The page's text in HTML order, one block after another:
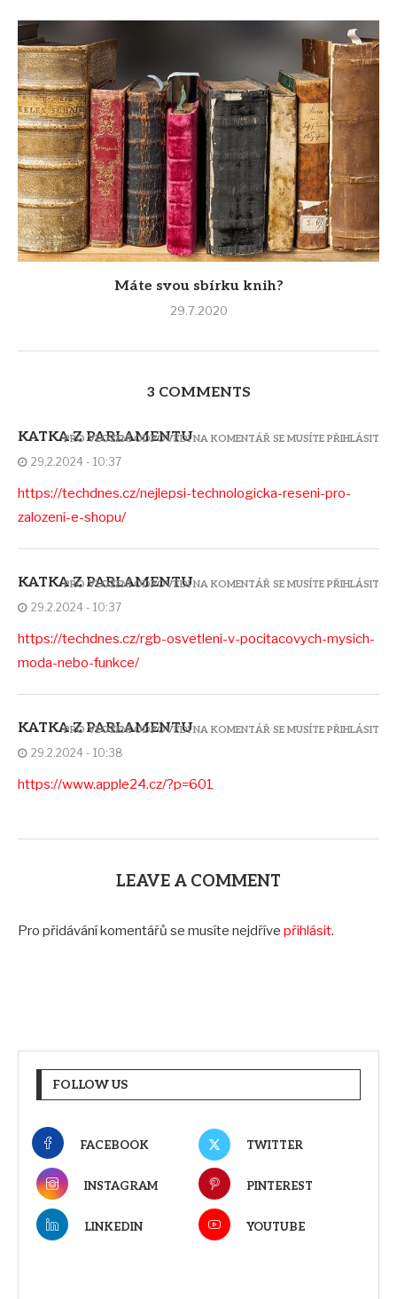
Máte svou sbírku knih?
29.7.2020
3 COMMENTS
KATKA Z PARLAMENTU
29.2.2024 - 10:37
https://techdnes.cz/nejlepsi-technologicka-reseni-pro-
zalozeni-e-shopu/
PRO VLOŽENÍ ODPOVĚDI NA KOMENTÁŘ SE MUSÍTE PŘIHLÁSIT
KATKA Z PARLAMENTU
29.2.2024 - 10:37
https://techdnes.cz/rgb-osvetleni-v-pocitacovych-mysich-
moda-nebo-funkce/
PRO VLOŽENÍ ODPOVĚDI NA KOMENTÁŘ SE MUSÍTE PŘIHLÁSIT
KATKA Z PARLAMENTU
29.2.2024 - 10:38
https://www.apple24.cz/?p=601
PRO VLOŽENÍ ODPOVĚDI NA KOMENTÁŘ SE MUSÍTE PŘIHLÁSIT
LEAVE A COMMENT
Pro přidávání komentářů se musíte nejdříve přihlásit.
FOLLOW US
FACEBOOK TWITTER
INSTAGRAM PINTEREST
LINKEDIN YOUTUBE